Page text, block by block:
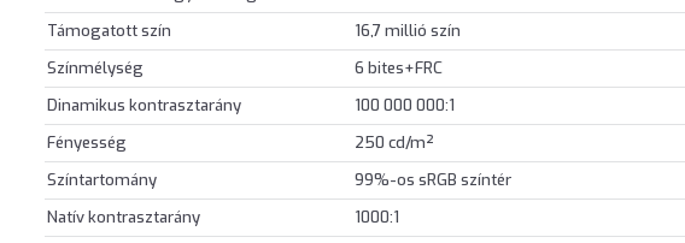
Támogatott szín
16,7 millió szín
Színmélység
6 bites+FRC
Dinamikus kontrasztarány
100 000 000:1
Fényesség
250 cd/m²
Színtartomány
99%-os sRGB színtér
Natív kontrasztarány
1000:1